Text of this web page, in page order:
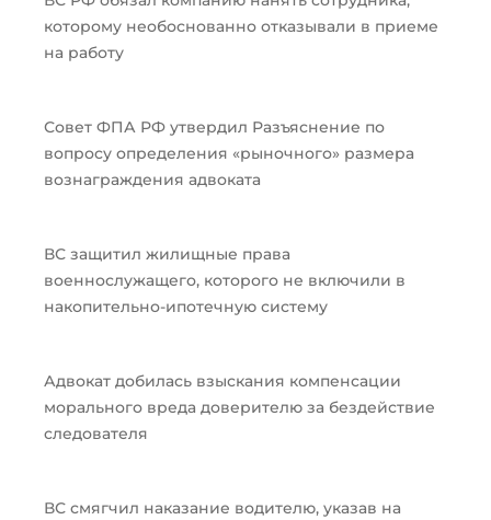
которому необоснованно отказывали в приеме
на работу
Совет ФПА РФ утвердил Разъяснение по
вопросу определения «рыночного» размера
вознаграждения адвоката
ВС защитил жилищные права
военнослужащего, которого не включили в
накопительно-ипотечную систему
Адвокат добилась взыскания компенсации
морального вреда доверителю за бездействие
следователя
ВС смягчил наказание водителю, указав на